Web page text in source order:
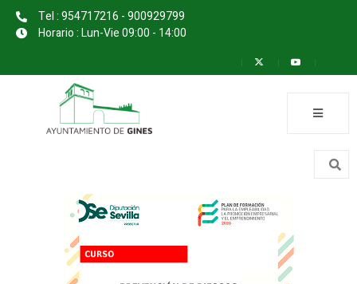
Tel : 954717216 - 900929799
Horario : Lun-Vie 09:00 - 14:00